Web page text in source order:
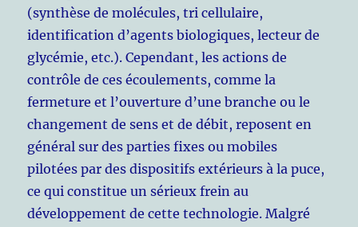
(synthèse de molécules, tri cellulaire,
identification d’agents biologiques, lecteur de
glycémie, etc.). Cependant, les actions de
contrôle de ces écoulements, comme la
fermeture et l’ouverture d’une branche ou le
changement de sens et de débit, reposent en
général sur des parties fixes ou mobiles
pilotées par des dispositifs extérieurs à la puce,
ce qui constitue un sérieux frein au
développement de cette technologie. Malgré